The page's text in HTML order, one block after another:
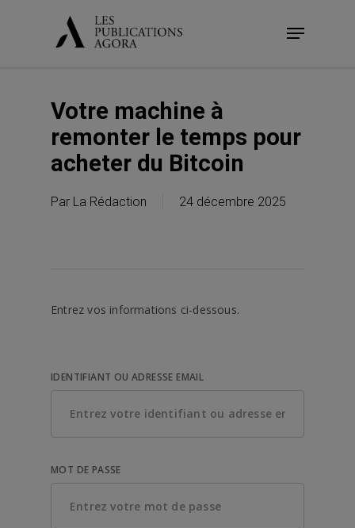
Menu
Votre machine à
remonter le temps pour
acheter du Bitcoin
Par La Rédaction 24 décembre 2025
Entrez vos informations ci-dessous.
IDENTIFIANT OU ADRESSE EMAIL
MOT DE PASSE